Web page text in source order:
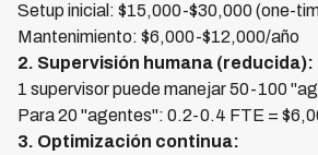
Setup inicial: $15,000-$30,000 (one-
Mantenimiento: $6,000-$12,000/año
2. Supervisión humana (reducida):
1 supervisor puede manejar 50-100
Para 20 "agentes": 0.2-0.4 FTE =
3. Optimización continua: